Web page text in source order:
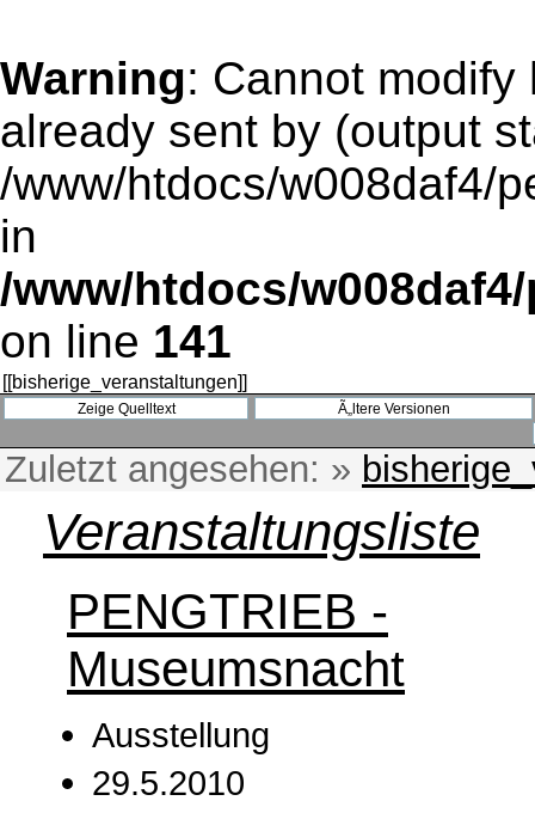
Warning: Cannot
already sent by (output
/www/htdocs/w008daf4/
in
/www/htdocs/
on line 141
[[bisherige_veranstaltungen]]
Zuletzt angesehen: »
Veranstaltungsliste
PENGTRIEB -
Museumsnacht
Ausstellung
29.5.2010